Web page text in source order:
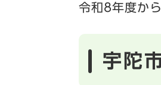
令和8年度か
宇陀